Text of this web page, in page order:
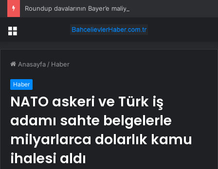
Roundup davalarının Bayer’e maliyeti 10 milyar doları aştı
Menü
Anasayfa / Haber
Haber
NATO askeri ve Türk iş
adamı sahte belgelerle
milyarlarca dolarlık kamu
ihalesi aldı